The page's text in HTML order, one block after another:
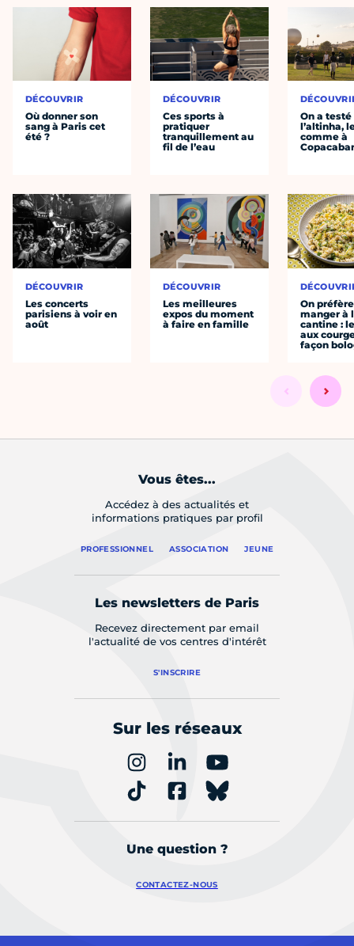
DÉCOUVRIR
Où donner son
sang à Paris cet
été ?
DÉCOUVRIR
Les concerts
parisiens à voir en
août
DÉCOUVRIR
Ces sports à
pratiquer
tranquillement au
fil de l’eau
DÉCOUVRIR
Les meilleures
expos du moment
à faire en famille
On a testé
l’altinha,
comme à
On préfère
manger à
cantine :
aux
façon
Vous êtes...
Accédez à des actualités et
informations pratiques par profil
PROFESSIONNEL ASSOCIATION JEUNE
Les newsletters de Paris
Recevez directement par email
l'actualité de vos centres d'intérêt
S'INSCRIRE
Sur les réseaux
Une question ?
CONTACTEZ-NOUS